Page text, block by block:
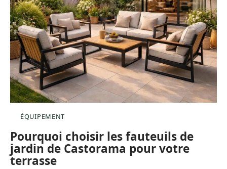
ÉQUIPEMENT
Pourquoi choisir les fauteuils de
jardin de Castorama pour votre
terrasse